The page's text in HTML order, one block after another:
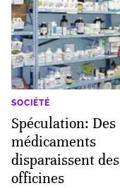
SOCIÉTÉ
Spéculation: Des
médicaments
disparaissent des
officines